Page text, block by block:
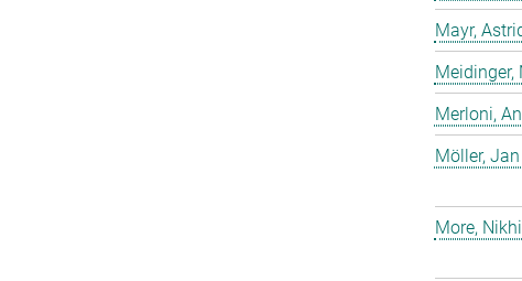
Mayr,
Meidinger,
Merloni,
Möller,
More,